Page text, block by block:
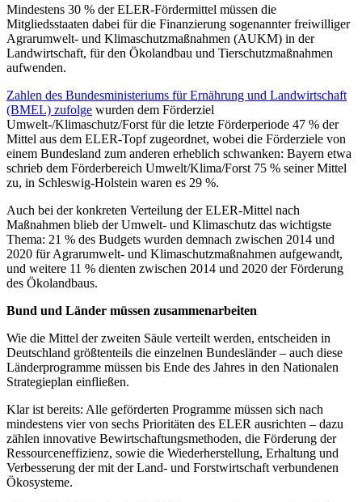
Mindestens 30 % der ELER-Fördermittel müssen die
Mitgliedsstaaten dabei für die Finanzierung sogenannter freiwilliger
Agrarumwelt- und Klimaschutzmaßnahmen (AUKM) in der
Landwirtschaft, für den Ökolandbau und Tierschutzmaßnahmen
aufwenden.
Zahlen des Bundesministeriums für Ernährung und Landwirtschaft
(BMEL) zufolge wurden dem Förderziel
Umwelt-/Klimaschutz/Forst für die letzte Förderperiode 47 % der
Mittel aus dem ELER-Topf zugeordnet, wobei die Förderziele von
einem Bundesland zum anderen erheblich schwanken: Bayern etwa
schrieb dem Förderbereich Umwelt/Klima/Forst 75 % seiner Mittel
zu, in Schleswig-Holstein waren es 29 %.
Auch bei der konkreten Verteilung der ELER-Mittel nach
Maßnahmen blieb der Umwelt- und Klimaschutz das wichtigste
Thema: 21 % des Budgets wurden demnach zwischen 2014 und
2020 für Agrarumwelt- und Klimaschutzmaßnahmen aufgewandt,
und weitere 11 % dienten zwischen 2014 und 2020 der Förderung
des Ökolandbaus.
Bund und Länder müssen zusammenarbeiten
Wie die Mittel der zweiten Säule verteilt werden, entscheiden in
Deutschland größtenteils die einzelnen Bundesländer – auch diese
Länderprogramme müssen bis Ende des Jahres in den Nationalen
Strategieplan einfließen.
Klar ist bereits: Alle geförderten Programme müssen sich nach
mindestens vier von sechs Prioritäten des ELER ausrichten – dazu
zählen innovative Bewirtschaftungsmethoden, die Förderung der
Ressourceneffizienz, sowie die Wiederherstellung, Erhaltung und
Verbesserung der mit der Land- und Forstwirtschaft verbundenen
Ökosysteme.